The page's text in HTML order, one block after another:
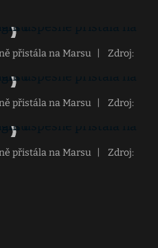
přistála na Marsu
Zdroj:
přistála na Marsu
Zdroj:
přistála na Marsu
Zdroj: